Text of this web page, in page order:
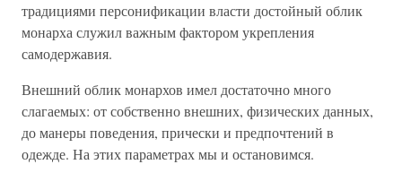
традициями персонификации власти достойный облик
монарха служил важным фактором укрепления
самодержавия.
Внешний облик монархов имел достаточно много
слагаемых: от собственно внешних, физических данных,
до манеры поведения, прически и предпочтений в
одежде. На этих параметрах мы и остановимся.